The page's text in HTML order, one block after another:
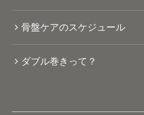
骨盤ケアのスケジュール
ダブル巻きって？